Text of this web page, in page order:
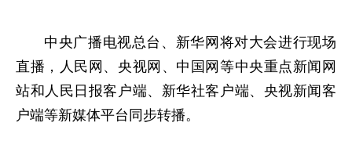
中央广播电视总台、新华网将对大会进行现场
直播，人民网、央视网、中国网等中央重点新闻网
站和人民日报客户端、新华社客户端、央视新闻客
户端等新媒体平台同步转播。